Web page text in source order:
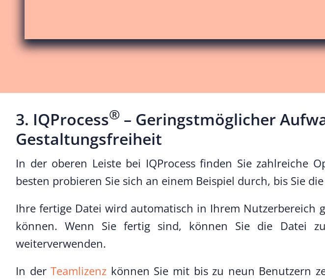
3. IQProcess®– Geringstmöglicher
Gestaltungsfreiheit
In der oberen Leiste bei IQProcess finden Sie zahlreiche
besten probieren Sie sich an einem Beispiel durch, bis Sie
Ihre fertige Datei wird automatisch in Ihrem Nutzerbereich
können. Wenn Sie fertig sind, können Sie die Datei
weiterverwenden.
In derTeamlizenz können Sie mit bis zu neun Benutzern